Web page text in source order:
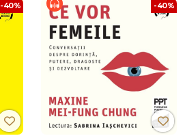
-40% -40%